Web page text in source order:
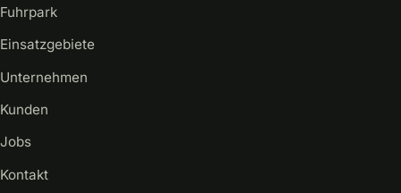
Fuhrpark
Einsatzgebiete
Unternehmen
Kunden
Jobs
Kontakt